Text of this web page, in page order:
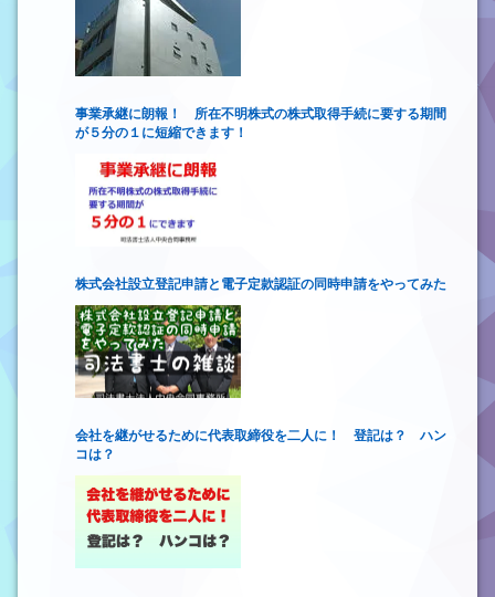
事業承継に朗報！ 所在不明株式の株式取得手続に要する期間
が５分の１に短縮できます！
株式会社設立登記申請と電子定款認証の同時申請をやってみた
会社を継がせるために代表取締役を二人に！ 登記は？ ハン
コは？